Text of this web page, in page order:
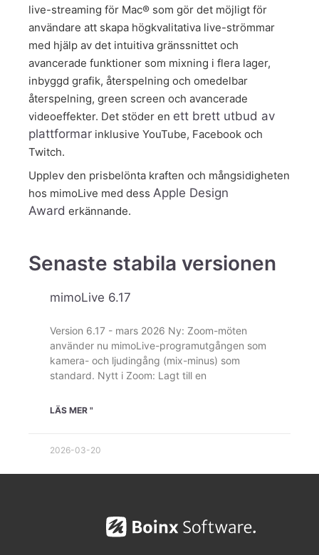
live-streaming för Mac® som gör det möjligt för
användare att skapa högkvalitativa live-strömmar
med hjälp av det intuitiva gränssnittet och
avancerade funktioner som mixning i flera lager,
inbyggd grafik, återspelning och omedelbar
återspelning, green screen och avancerade
videoeffekter. Det stöder en ett brett utbud av
plattformar inklusive YouTube, Facebook och
Twitch.
Upplev den prisbelönta kraften och mångsidigheten
hos mimoLive med dess Apple Design
Award erkännande.
Senaste stabila versionen
mimoLive 6.17
Version 6.17 - mars 2026 Ny: Zoom-möten
använder nu mimoLive-programutgången som
kamera- och ljudingång (mix-minus) som
standard. Nytt i Zoom: Lagt till en
LÄS MER "
2026-03-20